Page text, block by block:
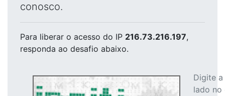
conosco.
Para liberar o acesso do IP 216.73.216.197,
responda ao desafio abaixo.
Digite
lado no